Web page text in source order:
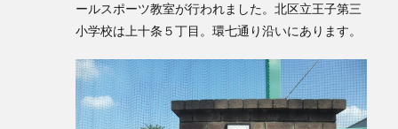
ールスポーツ教室が行われました。北区立王子第三
小学校は上十条５丁目。環七通り沿いにあります。